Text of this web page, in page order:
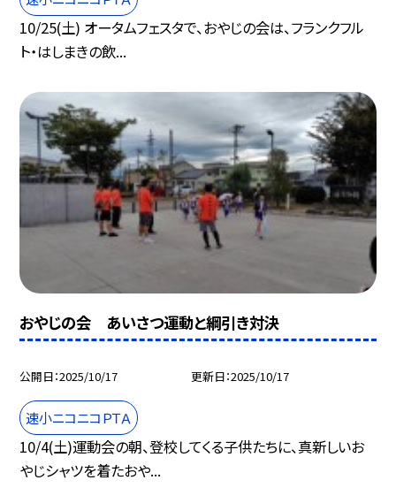
10/25(土) オータムフェスタで、おやじの会は、フランクフル
ト・はしまきの飲...
おやじの会 あいさつ運動と綱引き対決
公開日 2025/10/17 更新日 2025/10/17
速小ニコニコＰＴＡ
10/4(土)運動会の朝、登校してくる子供たちに、真新しいお
やじシャツを着たおや...